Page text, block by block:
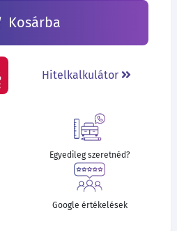
Kosárba
Hitelkalkulátor
Egyedileg szeretnéd?
Google értékelések